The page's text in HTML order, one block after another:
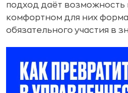
подход даёт возможность
комфортном для них
обязательного участия в